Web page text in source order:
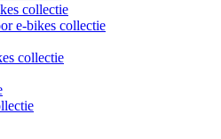
collectie
e-bikes collectie
collectie